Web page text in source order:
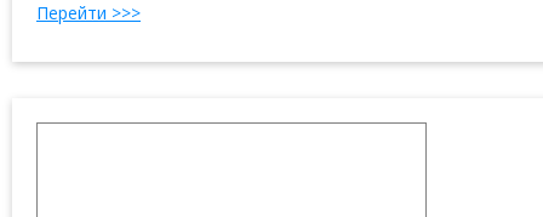
Перейти >>>